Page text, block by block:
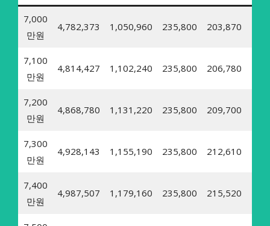
7,000
만원
4,782,373 1,050,960 235,800 203,870
7,100
만원
4,814,427 1,102,240 235,800 206,780
7,200
만원
4,868,780 1,131,220 235,800 209,700
7,300
만원
4,928,143 1,155,190 235,800 212,610
7,400
만원
4,987,507 1,179,160 235,800 215,520